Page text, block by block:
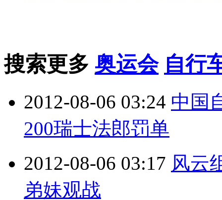
搜索更多 奥运会 自行
2012-08-06 03:24 中国
200瑞士法郎罚单
2012-08-06 03:17 风云
弟妹观战